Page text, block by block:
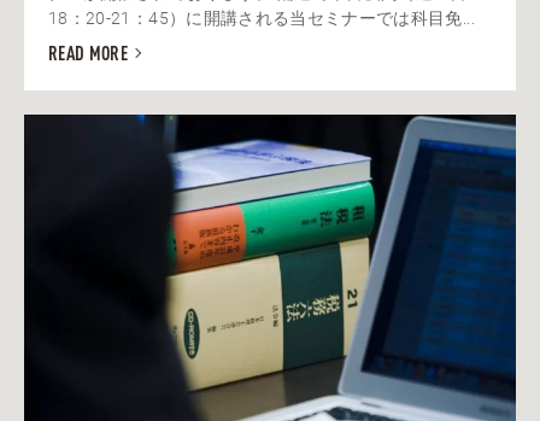
18：20-21：45）に開講される当セミナーでは科目免...
READ MORE